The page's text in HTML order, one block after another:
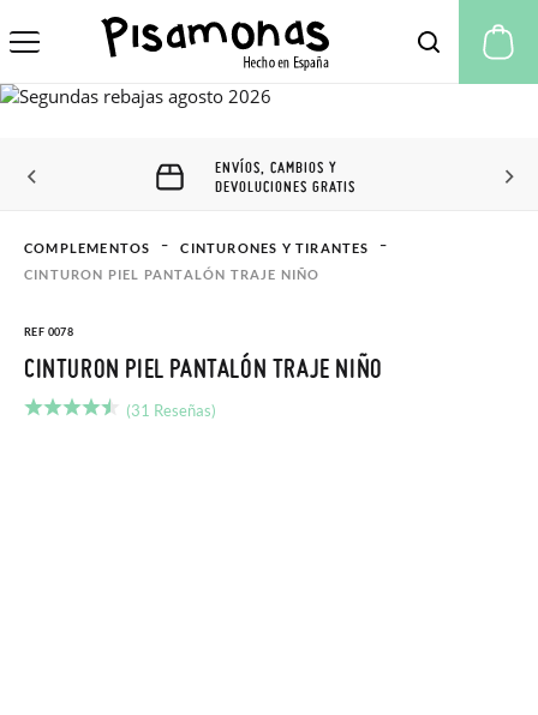
ENVÍOS, CAMBIOS Y
DEVOLUCIONES GRATIS
COMPLEMENTOS
CINTURONES Y TIRANTES
CINTURON PIEL PANTALÓN TRAJE NIÑO
REF 0078
CINTURON PIEL PANTALÓN TRAJE NIÑO
(31 Reseñas)